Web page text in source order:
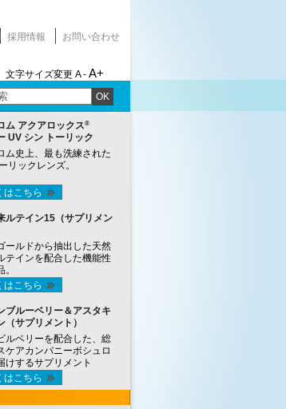
採用情報 お問い合わせ
文字サイズ変更 A - A+
OK
ム アクアロックス®
UV シン トーリック
ム史上、最も洗練された
リックレンズ。
はこちら
ルテイン15（サプリメン
ールドから抽出した天然
テインを配合した機能性
はこちら
ブルーベリー＆アスタキ
（サプリメント）
ルベリーを配合した、総
ケアカンパニーボシュロ
けするサプリメント
はこちら